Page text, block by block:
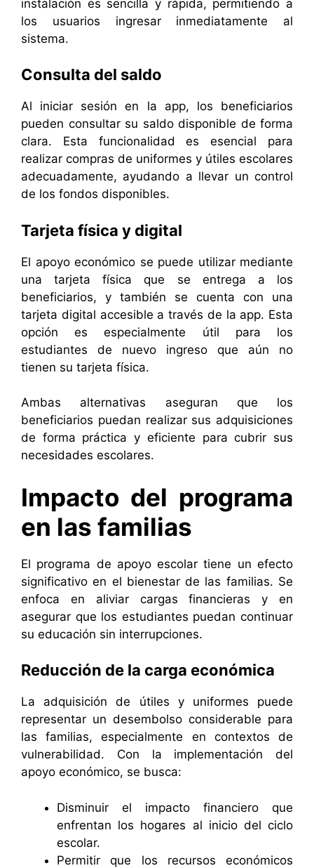
instalación es sencilla y rápida, permitiendo a
los usuarios ingresar inmediatamente al
sistema.
Consulta del saldo
Al iniciar sesión en la app, los beneficiarios
pueden consultar su saldo disponible de forma
clara. Esta funcionalidad es esencial para
realizar compras de uniformes y útiles escolares
adecuadamente, ayudando a llevar un control
de los fondos disponibles.
Tarjeta física y digital
El apoyo económico se puede utilizar mediante
una tarjeta física que se entrega a los
beneficiarios, y también se cuenta con una
tarjeta digital accesible a través de la app. Esta
opción es especialmente útil para los
estudiantes de nuevo ingreso que aún no
tienen su tarjeta física.
Ambas alternativas aseguran que los
beneficiarios puedan realizar sus adquisiciones
de forma práctica y eficiente para cubrir sus
necesidades escolares.
Impacto del programa
en las familias
El programa de apoyo escolar tiene un efecto
significativo en el bienestar de las familias. Se
enfoca en aliviar cargas financieras y en
asegurar que los estudiantes puedan continuar
su educación sin interrupciones.
Reducción de la carga económica
La adquisición de útiles y uniformes puede
representar un desembolso considerable para
las familias, especialmente en contextos de
vulnerabilidad. Con la implementación del
apoyo económico, se busca:
Disminuir el impacto financiero que
enfrentan los hogares al inicio del ciclo
escolar.
Permitir que los recursos económicos